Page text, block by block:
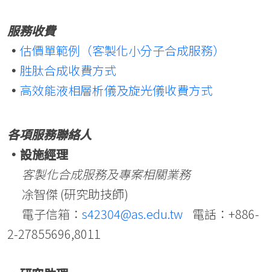
服務收費
• 估價單範例（客製化小分子合成服務）
• 胜肽合成收費方式
• 高效能液相層析儀及旋光儀收費方式
各項服務聯絡人
•設施經理
客製化合成服務及專案相關業務
凃智傑 (研究助技師)
電子信箱： s42304@as.edu.tw 電話：+886-
2-27855696,8011